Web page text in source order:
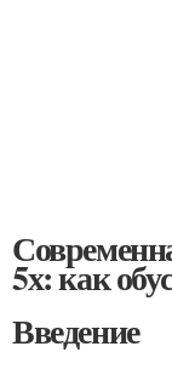
5х: как
Введение